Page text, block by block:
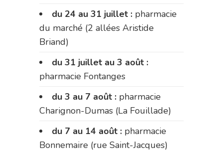
du 24 au 31 juillet : pharmacie
du marché (2 allées Aristide
Briand)
du 31 juillet au 3 août :
pharmacie Fontanges
du 3 au 7 août : pharmacie
Charignon-Dumas (La Fouillade)
du 7 au 14 août : pharmacie
Bonnemaire (rue Saint-Jacques)